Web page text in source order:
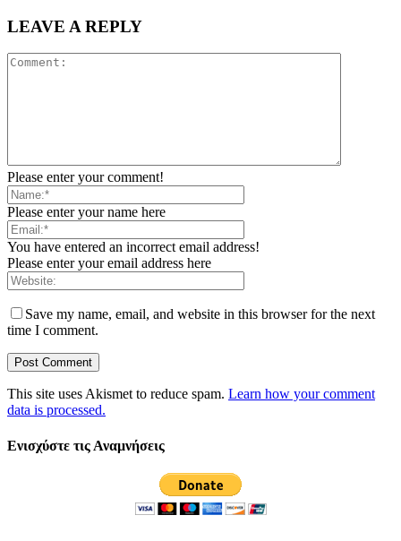
LEAVE A REPLY
Please enter your comment!
Please enter your name here
You have entered an incorrect email address!
Please enter your email address here
Save my name, email, and website in this browser for the next
time I comment.
This site uses Akismet to reduce spam. Learn how your comment
data is processed.
Ενισχύστε τις Αναμνήσεις